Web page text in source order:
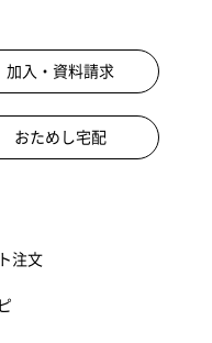
加入・資料請求
おためし宅配
注文